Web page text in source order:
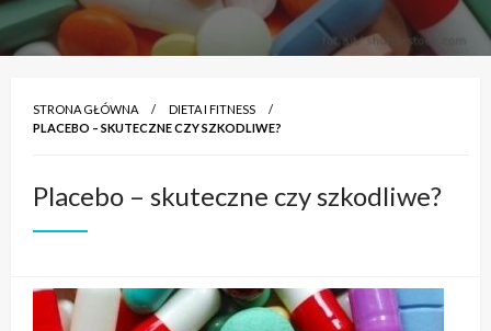
STRONA GŁÓWNA
DIETA I FITNESS
PLACEBO – SKUTECZNE CZY SZKODLIWE?
Placebo – skuteczne czy szkodliwe?